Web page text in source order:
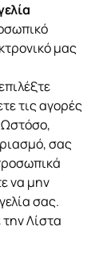
μας
τις αγορές
σας
να μην
σας.
Λίστα